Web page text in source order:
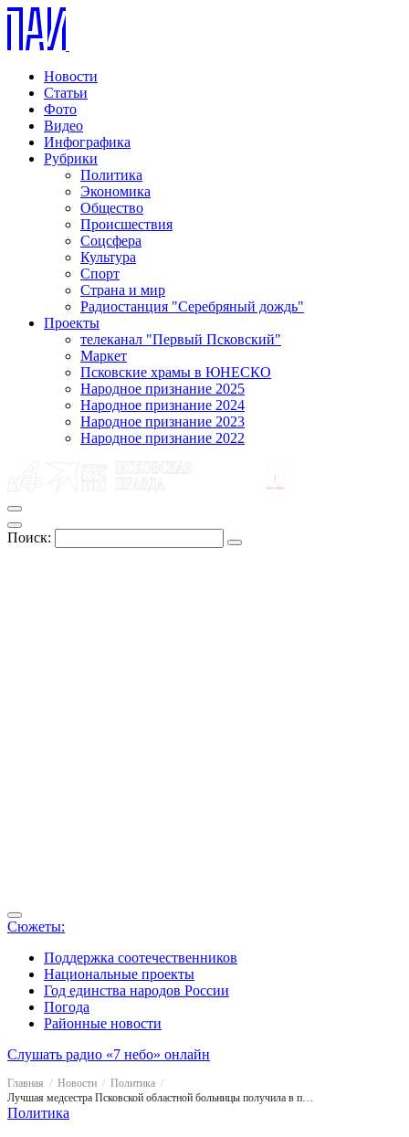
Новости
Статьи
Фото
Видео
Инфографика
Рубрики
Политика
Экономика
Общество
Происшествия
Соцсфера
Культура
Спорт
Страна и мир
Радиостанция "Серебряный дождь"
Проекты
телеканал "Первый Псковский"
Маркет
Псковские храмы в ЮНЕСКО
Народное признание 2025
Народное признание 2024
Народное признание 2023
Народное признание 2022
Поиск:
Сюжеты:
Поддержка соотечественников
Национальные проекты
Год единства народов России
Погода
Районные новости
Слушать радио «7 небо» онлайн
Главная Новости
Политика
Лучшая медсестра Псковской областной больницы получила в подарок от губернатора стиральную машину
Политика